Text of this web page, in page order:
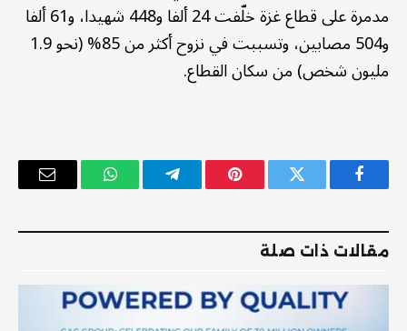
مدمرة على قطاع غزة خلّفت 24 ألفا و448 شهيدا، و61 ألفا
و504 مصابين، وتسببت في نزوح أكثر من 85% (نحو 1.9
مليون شخص) من سكان القطاع.
فيسبوك تويتر بينتيريستتيلقرام واتساب
البريد
مقالات ذات صلة